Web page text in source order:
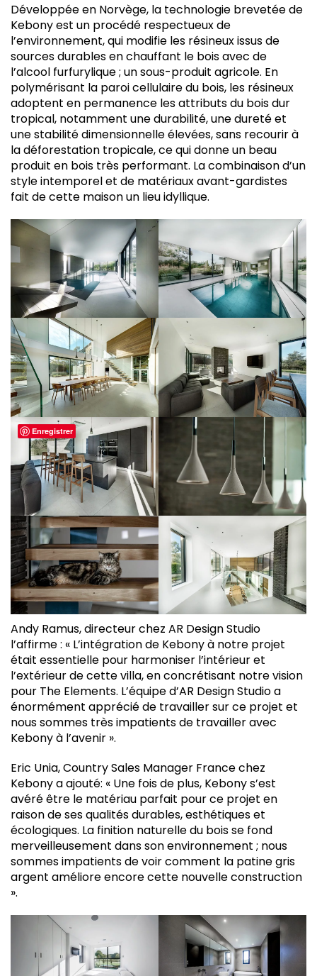
Développée en Norvège, la technologie brevetée de
Kebony est un procédé respectueux de
l’environnement, qui modifie les résineux issus de
sources durables en chauffant le bois avec de
l’alcool furfurylique ; un sous-produit agricole. En
polymérisant la paroi cellulaire du bois, les résineux
adoptent en permanence les attributs du bois dur
tropical, notamment une durabilité, une dureté et
une stabilité dimensionnelle élevées, sans recourir à
la déforestation tropicale, ce qui donne un beau
produit en bois très performant. La combinaison d’un
style intemporel et de matériaux avant-gardistes
fait de cette maison un lieu idyllique.
Andy Ramus, directeur chez AR Design Studio
l’affirme : « L’intégration de Kebony à notre projet
était essentielle pour harmoniser l’intérieur et
l’extérieur de cette villa, en concrétisant notre vision
pour The Elements. L’équipe d’AR Design Studio a
énormément apprécié de travailler sur ce projet et
nous sommes très impatients de travailler avec
Kebony à l’avenir ».
Eric Unia, Country Sales Manager France chez
Kebony a ajouté: « Une fois de plus, Kebony s’est
avéré être le matériau parfait pour ce projet en
raison de ses qualités durables, esthétiques et
écologiques. La finition naturelle du bois se fond
merveilleusement dans son environnement ; nous
sommes impatients de voir comment la patine gris
argent améliore encore cette nouvelle construction
».
Enregistrer